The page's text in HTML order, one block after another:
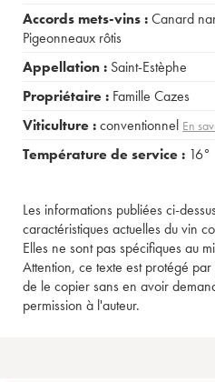
Accords mets-vins :Canard
Pigeonneaux rôtis
Appellation : Saint-Estèphe
Propriétaire : Famille Cazes
Viticulture :conventionnel En
Température de service : 16°
Les informations publiées ci-
caractéristiques actuelles du vin
Elles ne sont pas spécifiques au
Attention, ce texte est protégé
de le copier sans en avoir
permission à l'auteur.